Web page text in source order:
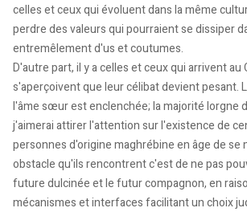
celles et ceux qui évoluent dans la même
perdre des valeurs qui pourraient se dissiper
entremêlement d'us et coutumes.
D'autre part, il y a celles et ceux qui arrivent au
s'aperçoivent que leur célibat devient pesant.
l'âme sœur est enclenchée; la majorité lorgne
j'aimerai attirer l'attention sur l'existence de
personnes d'origine maghrébine en âge de se
obstacle qu'ils rencontrent c'est de ne pas
future dulcinée et le futur compagnon, en
mécanismes et interfaces facilitant un choix